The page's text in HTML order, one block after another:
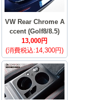
VW Rear Chrome A
ccent (Golf8/8.5)
13,000円
(消費税込:14,300円)